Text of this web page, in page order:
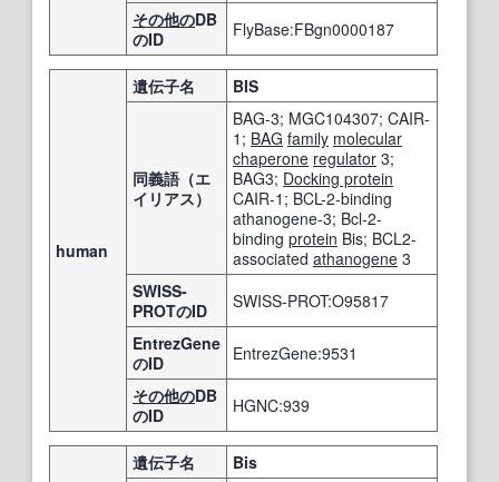
その他のDB
のID
FlyBase:FBgn0000187
human
遺伝子名 BIS
同義語（エ
イリアス）
BAG-3; MGC104307; CAIR-
1; BAG family molecular
chaperone regulator 3;
BAG3; Docking protein
CAIR-1; BCL-2-binding
athanogene-3; Bcl-2-
binding protein Bis; BCL2-
associated athanogene 3
SWISS-
PROTのID
SWISS-PROT:O95817
EntrezGene
のID
EntrezGene:9531
その他のDB
のID
HGNC:939
遺伝子名 Bis